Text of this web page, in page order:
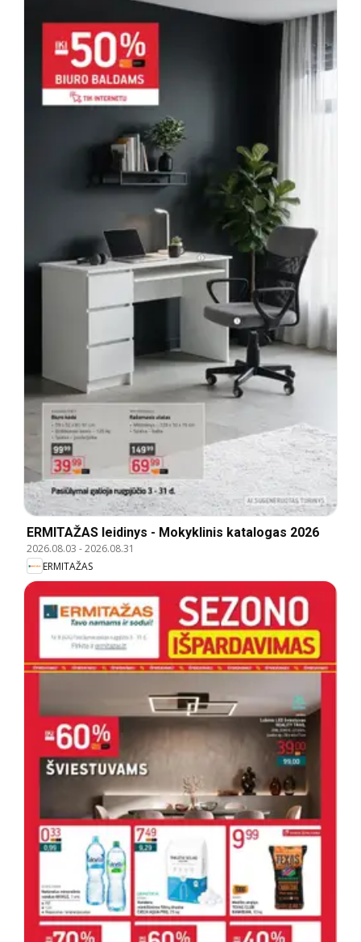
ERMITAŽAS leidinys - Mokyklinis katalogas 2026
2026.08.03 -2026.08.31
ERMITAŽAS